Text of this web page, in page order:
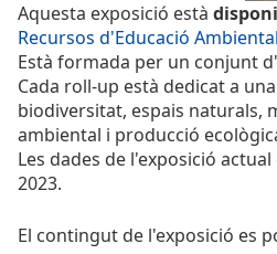
Aquesta exposició està
Recursos d'Educació Ambiental
Està formada per un conjunt
Cada roll-up està dedicat a
biodiversitat, espais naturals,
ambiental i producció
Les dades de l'exposició
2023.
El contingut de l'exposició es